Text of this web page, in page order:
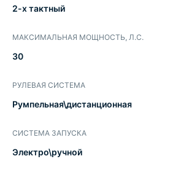
2-х тактный
МАКСИМАЛЬНАЯ МОЩНОСТЬ, Л.С.
30
РУЛЕВАЯ СИСТЕМА
Румпельная\дистанционная
СИСТЕМА ЗАПУСКА
Электро\ручной